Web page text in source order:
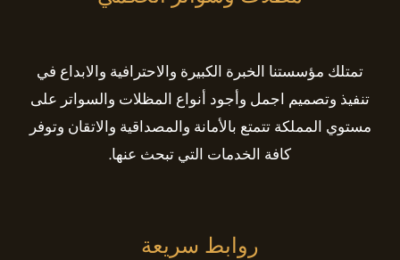
تمتلك مؤسستنا الخبرة الكبيرة والاحترافية والابداع في
تنفيذ وتصميم اجمل وأجود أنواع المظلات والسواتر على
مستوي المملكة تتمتع بالأمانة والمصداقية والاتقان وتوفر
كافة الخدمات التي تبحث عنها.
روابط سريعة